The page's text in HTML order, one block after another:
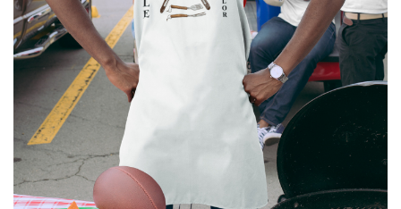
Tricouri Diverse
Tricouri Azi esti Tanar si maine...
Tricouri Motivationale
Tricouri Mamici
Tricouri Pensionari
Tricouri Animalute
Tricouri Stari
Tricouri Gameri